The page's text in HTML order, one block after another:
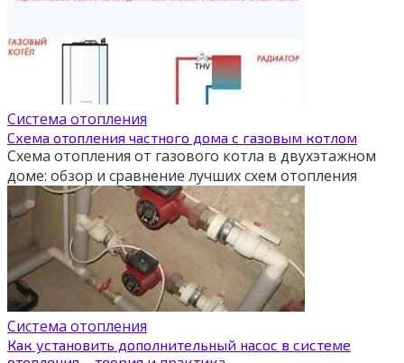
Система отопления
Схема отопления частного дома с газовым котлом
Схема отопления от газового котла в двухэтажном
доме: обзор и сравнение лучших схем отопления
Система отопления
Как установить дополнительный насос в системе